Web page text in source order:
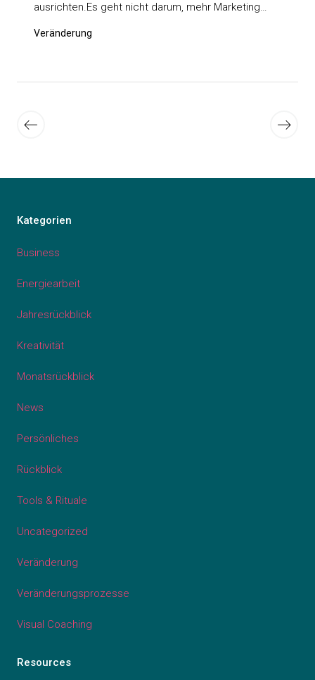
ausrichten.Es geht nicht darum, mehr Marketing…
Veränderung
derBeiträge
Kategorien
Business
Energiearbeit
Jahresrückblick
Kreativität
Monatsrückblick
News
Persönliches
Rückblick
Tools & Rituale
Uncategorized
Veränderung
Veränderungsprozesse
Visual Coaching
Resources